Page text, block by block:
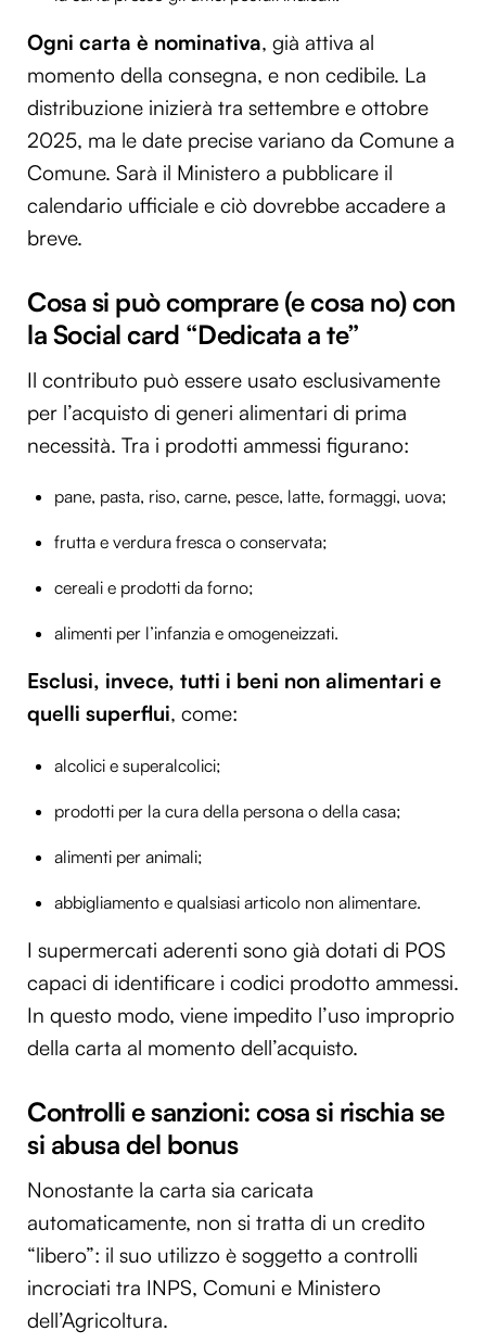
Ogni carta è nominativa, già attiva al
momento della consegna, e non cedibile. La
distribuzione inizierà tra settembre e ottobre
2025, ma le date precise variano da Comune a
Comune. Sarà il Ministero a pubblicare il
calendario ufficiale e ciò dovrebbe accadere a
breve.
Cosa si può comprare (e cosa no) con
la Social card “Dedicata a te”
Il contributo può essere usato esclusivamente
per l’acquisto di generi alimentari di prima
necessità. Tra i prodotti ammessi figurano:
pane, pasta, riso, carne, pesce, latte, formaggi, uova;
frutta e verdura fresca o conservata;
cereali e prodotti da forno;
alimenti per l’infanzia e omogeneizzati.
Esclusi, invece, tutti i beni non alimentari e
quelli superflui, come:
alcolici e superalcolici;
prodotti per la cura della persona o della casa;
alimenti per animali;
abbigliamento e qualsiasi articolo non alimentare.
I supermercati aderenti sono già dotati di POS
capaci di identificare i codici prodotto ammessi.
In questo modo, viene impedito l’uso improprio
della carta al momento dell’acquisto.
Controlli e sanzioni: cosa si rischia se
si abusa del bonus
Nonostante la carta sia caricata
automaticamente, non si tratta di un credito
“libero”: il suo utilizzo è soggetto a controlli
incrociati tra INPS, Comuni e Ministero
dell’Agricoltura.